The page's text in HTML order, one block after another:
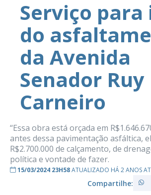
Serviço para
do
da Avenida
Senador Ruy
Carneiro
“Essa obra está orçada em
antes dessa pavimentação asfáltica,
R$2.700.000 de calçamento, de
política e vontade de fazer.
15/03/2024 23H58ATUALIZADO HÁ 2 ANOS
Compartilhe: